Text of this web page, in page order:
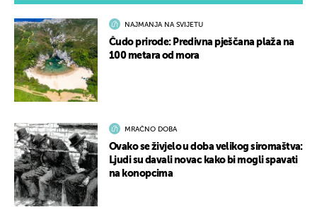
NAJMANJA NA SVIJETU
Čudo prirode: Predivna pješčana plaža na
100 metara od mora
MRAČNO DOBA
Ovako se živjelo u doba velikog siromaštva:
Ljudi su davali novac kako bi mogli spavati
na konopcima